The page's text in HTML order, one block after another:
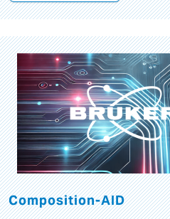
Composition-AID